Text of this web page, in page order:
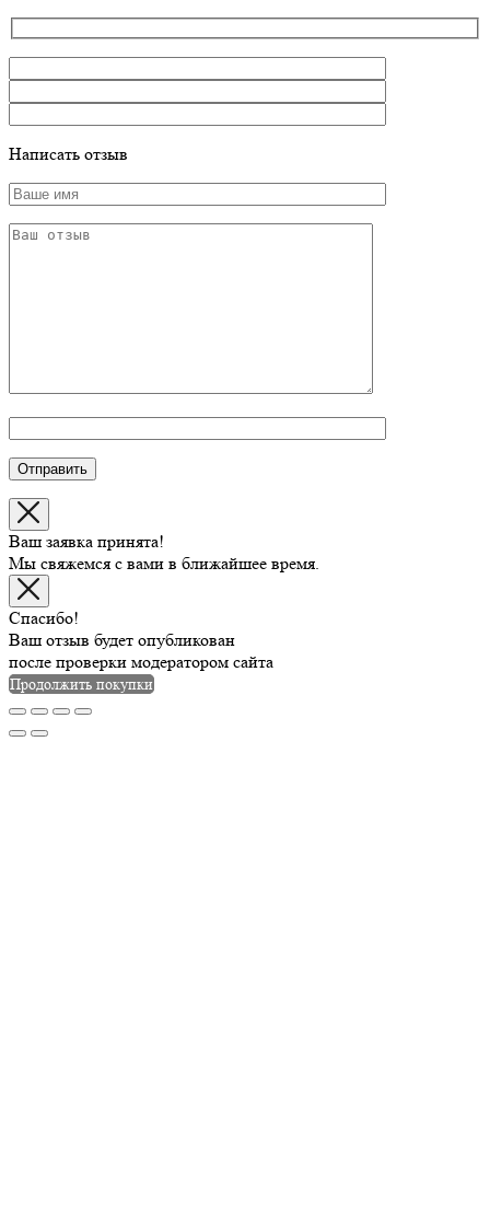
Написать отзыв
Ваш заявка принята!
Мы свяжемся с вами в ближайшее время.
Спасибо!
Ваш отзыв будет опубликован
после проверки модератором сайта
Продолжить покупки